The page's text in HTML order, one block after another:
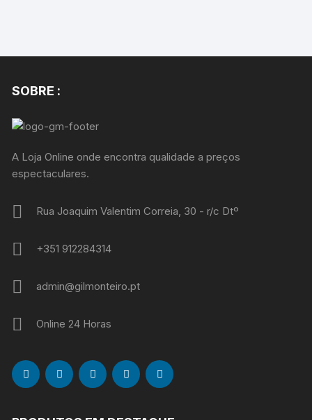
SOBRE :
A Loja Online onde encontra qualidade a preços
espectaculares.
Rua Joaquim Valentim Correia, 30 - r/c Dtº
+351 912284314
admin@gilmonteiro.pt
Online 24 Horas